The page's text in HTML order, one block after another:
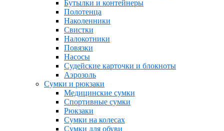
Бутылки и контейнеры
Полотенца
Наколенники
Свистки
Налокотники
Повязки
Насосы
Судейские карточки и блокноты
Аэрозоль
Сумки и рюкзаки
Медицинские сумки
Спортивные сумки
Рюкзаки
Сумки на колесах
Сумки для обуви